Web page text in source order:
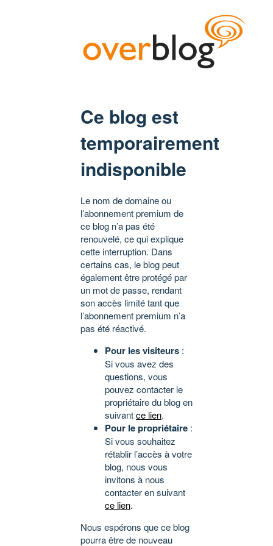
Ce blog est
temporairement
indisponible
Le nom de domaine ou
l’abonnement premium de
ce blog n’a pas été
renouvelé, ce qui explique
cette interruption. Dans
certains cas, le blog peut
également être protégé par
un mot de passe, rendant
son accès limité tant que
l’abonnement premium n’a
pas été réactivé.
Pour les visiteurs :
Si vous avez des
questions, vous
pouvez contacter le
propriétaire du blog en
suivantce lien.
Pour le propriétaire :
Si vous souhaitez
rétablir l’accès à votre
blog, nous vous
invitons à nous
contacter en suivant
ce lien.
Nous espérons que ce blog
pourra être de nouveau